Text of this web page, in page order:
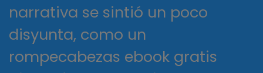
narrativa se sintió un poco
disyunta, como un
rompecabezas ebook gratis